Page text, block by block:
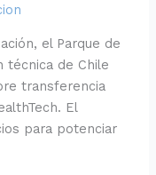
el Parque de
técnica de Chile
transferencia
El
para potenciar